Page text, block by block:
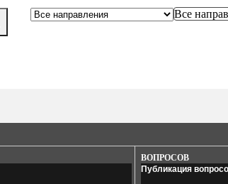
Все
ВОПРОСОВ
Публикация